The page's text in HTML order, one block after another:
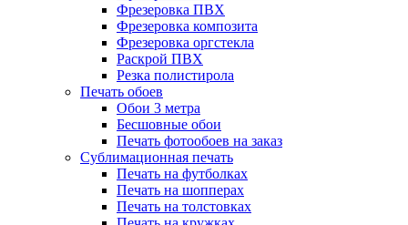
Фрезеровка ПВХ
Фрезеровка композита
Фрезеровка оргстекла
Раскрой ПВХ
Резка полистирола
Печать обоев
Обои 3 метра
Бесшовные обои
Печать фотообоев на заказ
Сублимационная печать
Печать на футболках
Печать на шопперах
Печать на толстовках